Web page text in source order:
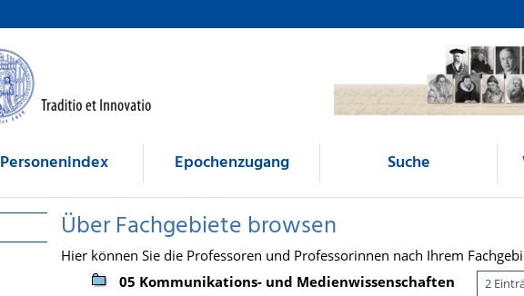
Personenindex Epochenzugang Suche
Über Fachgebiete browsen
Hier können Sie die Professoren und Professorinnen nach Ihrem
05 Kommunikations- und Medienwissenschaften
2